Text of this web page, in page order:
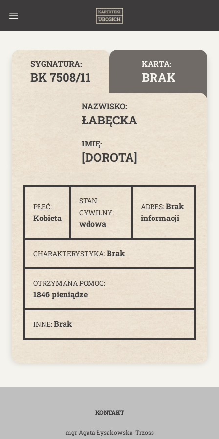
SYGNATURA:
BK 7508/11
KARTA:
BRAK
NAZWISKO:
ŁABĘCKA
IMIĘ:
[DOROTA]
PŁEĆ:
Kobieta
STAN
CYWILNY:
wdowa
ADRES:Brak
informacji
CHARAKTERYSTYKA:Brak
OTRZYMANA POMOC:
1846 pieniądze
INNE:Brak
KONTAKT
mgr Agata Łysakowska-Trzoss